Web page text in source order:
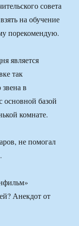
совета
на обучение
порекомендую.
является
так
в
основной базой
комнате.
не помогал
Анекдот от